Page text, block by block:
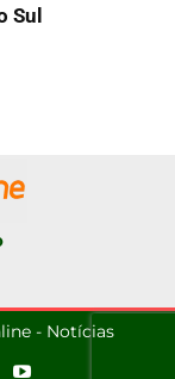
Sul
- Notícias